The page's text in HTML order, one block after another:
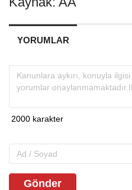
YORUMLAR
Gönder